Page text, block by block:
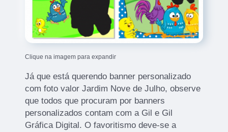
Clique na imagem para expandir
Já que está querendo banner personalizado
com foto valor Jardim Nove de Julho, observe
que todos que procuram por banners
personalizados contam com a Gil e Gil
Gráfica Digital. O favoritismo deve-se a